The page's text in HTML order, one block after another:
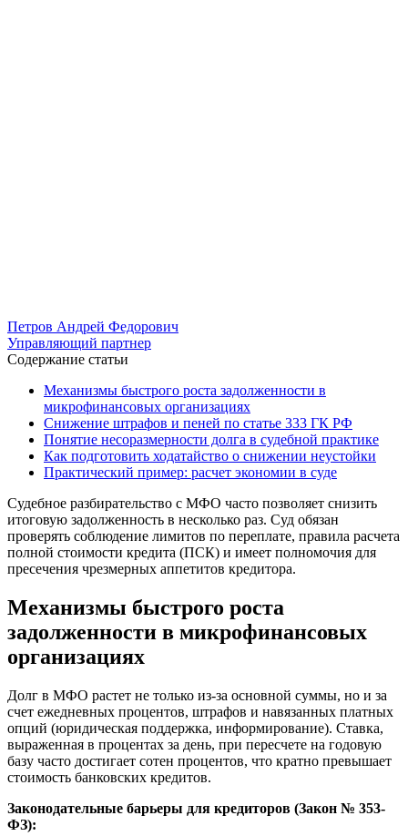
Петров Андрей Федорович
Управляющий партнер
Содержание статьи
Механизмы быстрого роста задолженности в
микрофинансовых организациях
Снижение штрафов и пеней по статье 333 ГК РФ
Понятие несоразмерности долга в судебной практике
Как подготовить ходатайство о снижении неустойки
Практический пример: расчет экономии в суде
Судебное разбирательство с МФО часто позволяет снизить
итоговую задолженность в несколько раз. Суд обязан
проверять соблюдение лимитов по переплате, правила расчета
полной стоимости кредита (ПСК) и имеет полномочия для
пресечения чрезмерных аппетитов кредитора.
Механизмы быстрого роста
задолженности в микрофинансовых
организациях
Долг в МФО растет не только из-за основной суммы, но и за
счет ежедневных процентов, штрафов и навязанных платных
опций (юридическая поддержка, информирование). Ставка,
выраженная в процентах за день, при пересчете на годовую
базу часто достигает сотен процентов, что кратно превышает
стоимость банковских кредитов.
Законодательные барьеры для кредиторов (Закон № 353-
ФЗ):